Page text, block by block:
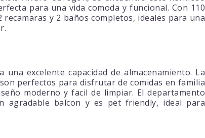
para una vida comoda y funcional. Con 110
y 2 baños completos, ideales para una
excelente capacidad de almacenamiento. La
perfectos para disfrutar de comidas en familia
moderno y facil de limpiar. El departamento
agradable balcon y es pet friendly, ideal para